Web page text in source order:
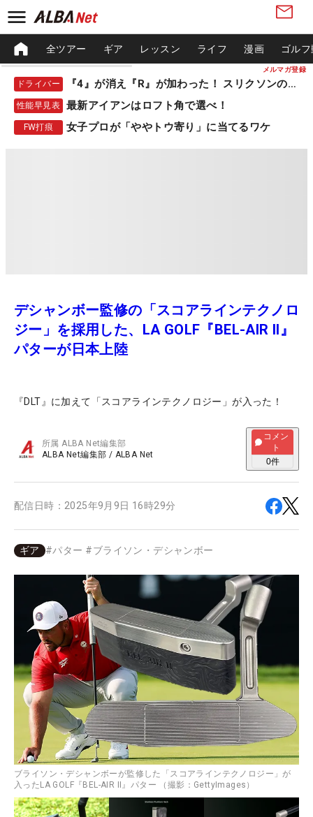
メルマガ登録
全ツアー ギア レッスン ライフ 漫画 ゴル
ドライバー 『4』が消え『R』が加わった！ スリクソンの新作
性能早見表 最新アイアンはロフト角で選べ！
FW打痕 女子プロが「ややトウ寄り」に当てるワケ
デシャンボー監修の「スコアラインテクノロ
ジー」を採用した、LA GOLF『BEL-AIR II』
パターが日本上陸
『DLT』に加えて「スコアラインテクノロジー」が入った！
所属ALBA Net編集部
ALBA Net編集部 / ALBA Net
コメン
ト
0件
配信日時： 2025年9月9日 16時29分
ギア #パター #ブライソン・デシャンボー
ブライソン・デシャンボーが監修した「スコアラインテクノロジー」が
入ったLA GOLF『BEL-AIR II』パター （撮影：GettyImages）